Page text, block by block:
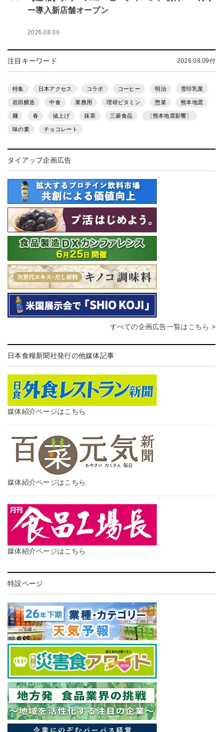
ー導入新店舗オープン
2026.08.06
注目キーワード 2026.08.09付
特集 日本アクセス コラボ コーヒー 明治 雪印乳業
岩田醸造 中食 業務用 理研ビタミン 惣菜 熊本地震
麺 春 値上げ 抹茶 三菱食品 〔熊本地震影響〕
味の素 チョコレート
タイアップ企画広告
すべての企画広告一覧はこちら >
日本食糧新聞社発行の他媒体記事
媒体紹介ページはこちら
媒体紹介ページはこちら
媒体紹介ページはこちら
特設ページ